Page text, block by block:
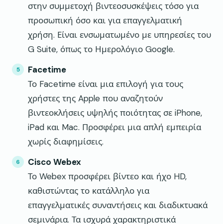
στην συμμετοχή βιντεοσυσκέψεις τόσο για
προσωπική όσο και για επαγγελματική
χρήση. Είναι ενσωματωμένο με υπηρεσίες του
G Suite, όπως το Ημερολόγιο Google.
Facetime
Το Facetime είναι μια επιλογή για τους
χρήστες της Apple που αναζητούν
βιντεοκλήσεις υψηλής ποιότητας σε iPhone,
iPad και Mac. Προσφέρει μια απλή εμπειρία
χωρίς διαφημίσεις.
Cisco Webex
Το Webex προσφέρει βίντεο και ήχο HD,
καθιστώντας το κατάλληλο για
επαγγελματικές συναντήσεις και διαδικτυακά
σεμινάρια. Τα ισχυρά χαρακτηριστικά